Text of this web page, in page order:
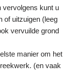
vervolgens kunt u
of uitzuigen (leeg
vervuilde grond
manier om het
(en vaak